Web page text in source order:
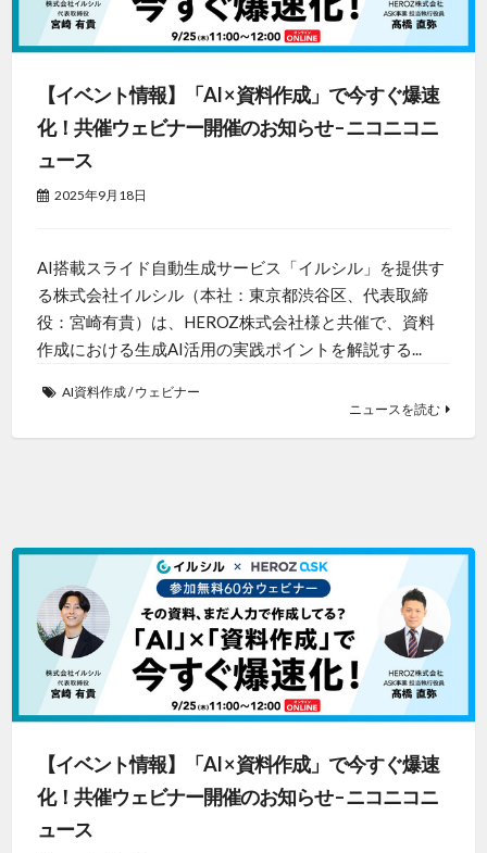
【イベント情報】「AI × 資料作成」で今すぐ爆速
化！共催ウェビナー開催のお知らせ – ニコニコニ
ュース
2025年9月18日
AI搭載スライド自動生成サービス「イルシル」を提供す
る株式会社イルシル（本社：東京都渋谷区、代表取締
役：宮崎有貴）は、HEROZ株式会社様と共催で、資料
作成における生成AI活用の実践ポイントを解説する...
AI資料作成/ウェビナー
ニュースを読む
【イベント情報】「AI × 資料作成」で今すぐ爆速
化！共催ウェビナー開催のお知らせ – ニコニコニ
ュース